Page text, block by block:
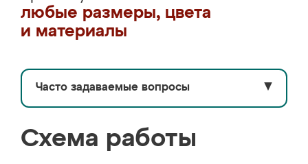
любые размеры, цвета
и материалы
Часто задаваемые вопросы ▼
Схема работы